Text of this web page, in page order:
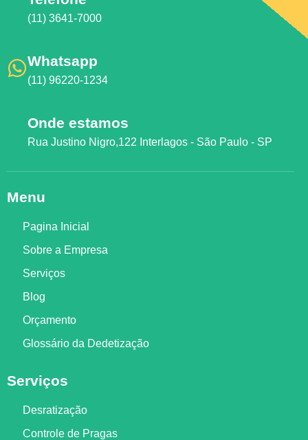
(11) 3641-7000
Whatsapp
(11) 96220-1234
Onde estamos
Rua Justino Nigro,122 Interlagos - São Paulo - SP
Menu
Pagina Inicial
Sobre a Empresa
Serviços
Blog
Orçamento
Glossário da Dedetização
Serviços
Desratização
Controle de Pragas